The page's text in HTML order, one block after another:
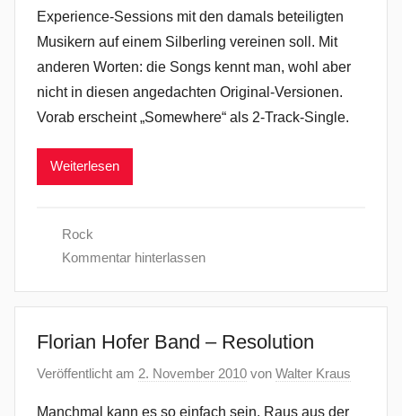
Experience-Sessions mit den damals beteiligten
Musikern auf einem Silberling vereinen soll. Mit
anderen Worten: die Songs kennt man, wohl aber
nicht in diesen angedachten Original-Versionen.
Vorab erscheint „Somewhere“ als 2-Track-Single.
Weiterlesen
Rock
Kommentar hinterlassen
Florian Hofer Band – Resolution
Veröffentlicht am 2. November 2010 von Walter Kraus
Manchmal kann es so einfach sein. Raus aus der